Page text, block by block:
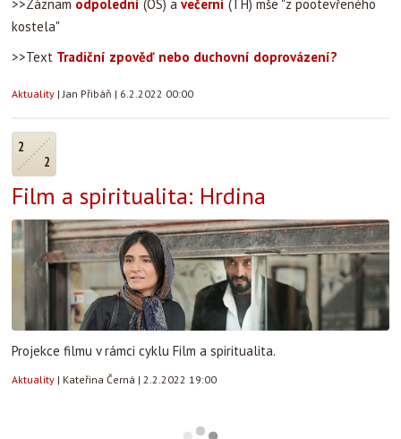
>>Záznam odpolední (OS) a večerní (TH) mše "z pootevřeného
kostela"
>>Text Tradiční zpověď nebo duchovní doprovázení?
Aktuality |Jan Přibáň | 6.2.2022 00:00
2
2
Film a spiritualita: Hrdina
Projekce filmu v rámci cyklu Film a spiritualita.
Aktuality | Kateřina Černá | 2.2.2022 19:00